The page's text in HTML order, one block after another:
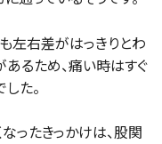
左右差がはっきりとわ
るため、痛い時はすぐ
た。
ったきっかけは、股関